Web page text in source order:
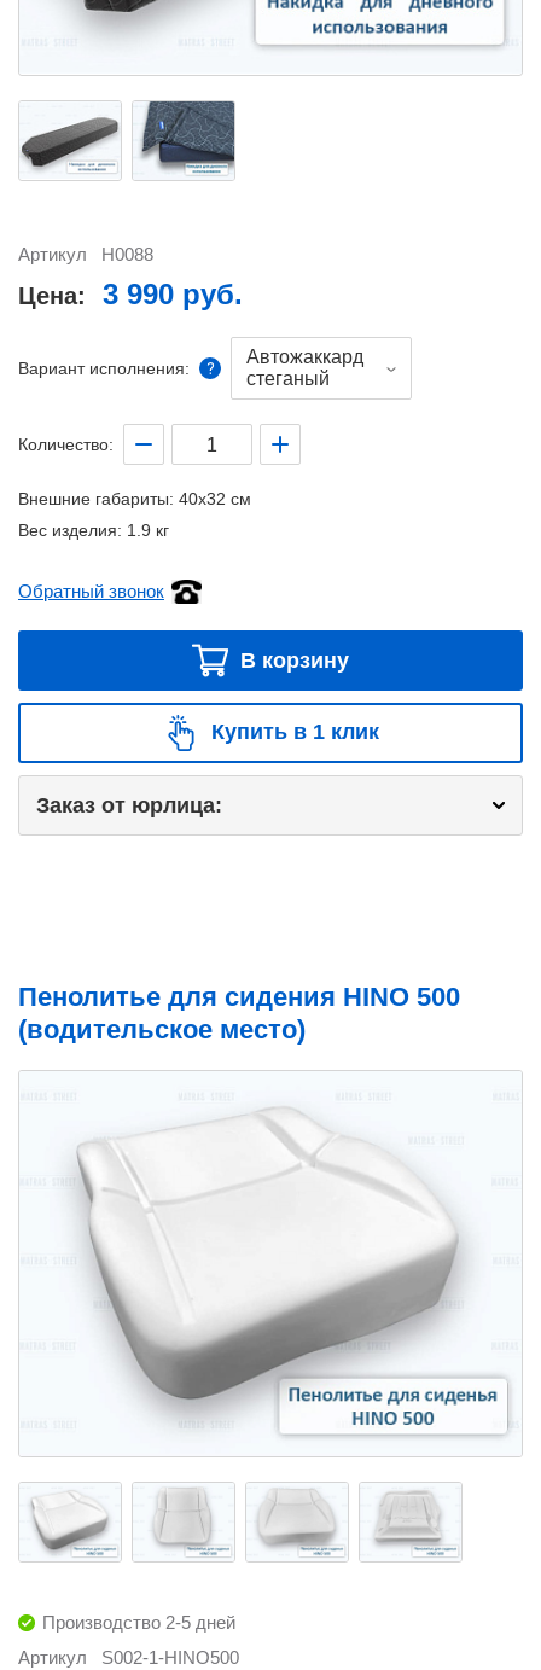
Артикул H0088
Цена: 3 990 руб.
Вариант исполнения:
Автожаккард
стеганый
Количество:
Внешние габариты: 40x32 см
Вес изделия: 1.9 кг
Обратный звонок
В корзину
Купить в 1 клик
Заказ от юрлица:
Пенолитье для сидения HINO 500
(водительское место)
Артикул S002-1-HINO500
Производство 2-5 дней